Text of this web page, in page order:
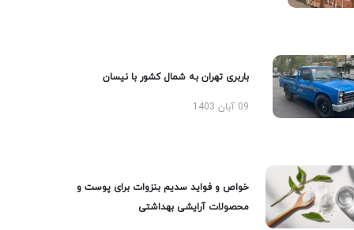
باربری تهران به شمال کشور با نیسان
09 آبان 1403
خواص و فواید سدیم بنزوات برای پوست و
محصولات آرایشی بهداشتی